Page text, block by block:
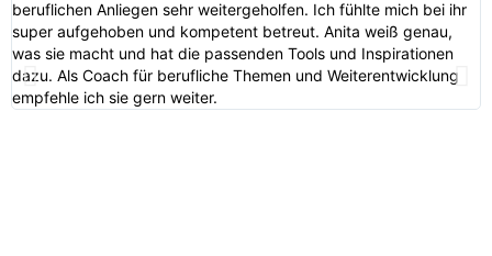
beruflichen Anliegen sehr weitergeholfen. Ich fühlte mich bei ihr
super aufgehoben und kompetent betreut. Anita weiß genau,
was sie macht und hat die passenden Tools und Inspirationen
dazu. Als Coach für berufliche Themen und Weiterentwicklung
empfehle ich sie gern weiter.